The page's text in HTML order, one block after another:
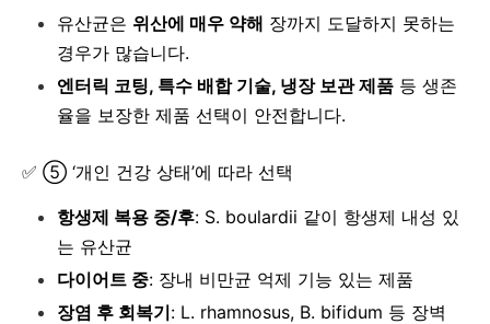
유산균은 위산에 매우 약해 장까지 도달하지 못하는
경우가 많습니다.
엔터릭 코팅, 특수 배합 기술, 냉장 보관 제품 등 생존
율을 보장한 제품 선택이 안전합니다.
✅ ⑤ ‘개인 건강 상태’에 따라 선택
항생제 복용 중/후: S. boulardii 같이 항생제 내성 있
는 유산균
다이어트 중: 장내 비만균 억제 기능 있는 제품
장염 후 회복기: L. rhamnosus, B. bifidum 등 장벽